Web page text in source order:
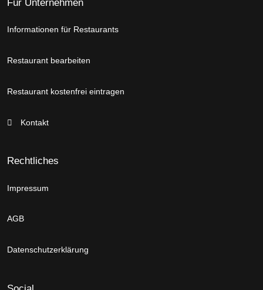
Informationen für Restaurants
Restaurant bearbeiten
Restaurant kostenfrei eintragen
Kontakt
Rechtliches
Impressum
AGB
Datenschutzerklärung